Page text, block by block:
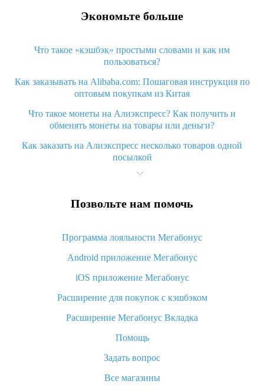
Экономьте больше
Что такое «кэшбэк» простыми словами и как им
пользоваться?
Как заказывать на Alibaba.com: Пошаговая инструкция по
оптовым покупкам из Китая
Что такое монеты на Алиэкспресс? Как получить и
обменять монеты на товары или деньги?
Как заказать на Алиэкспресс несколько товаров одной
посылкой
Что значит статус «Заказ закрыт» на Алиэкспресс и что
Что делать, если Алиэкспресс просит ввести паспортные
Как узнать, куда пришла посылка с Алиэкспресс
Вы отменили заказ на Алиэкспресс, когда вернут деньги?
Что такое баллы на Алиэкспресс, как их получить и
«AliExpress Standard Shipping»: что это за метод доставки и
как его отслеживать
Как покупать оптом на Алиэкспресс
Что делать, если не пришел товар с Алиэкспресс
Позвольте нам помочь
Программа лояльности Мегабонус
Android приложение Мегабонус
iOS приложение Мегабонус
Расширение для покупок с кэшбэком
Расширение Мегабонус Вкладка
Помощь
Задать вопрос
Все магазины